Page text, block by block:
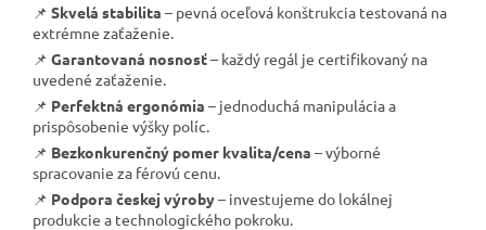
📌 Skvelá stabilita – pevná oceľová konštrukcia testovaná na
extrémne zaťaženie.
📌 Garantovaná nosnosť– každý regál je certifikovaný na
uvedené zaťaženie.
📌 Perfektná ergonómia – jednoduchá manipulácia a
prispôsobenie výšky políc.
📌 Bezkonkurenčný pomer kvalita/cena – výborné
spracovanie za férovú cenu.
📌 Podpora českej výroby– investujeme do lokálnej
produkcie a technologického pokroku.